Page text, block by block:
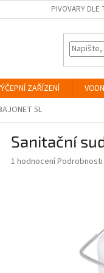
PIVOVARY DLE
ZAŘÍZENÍ
5L
Sanitační
Průměrné
1 hodnocení